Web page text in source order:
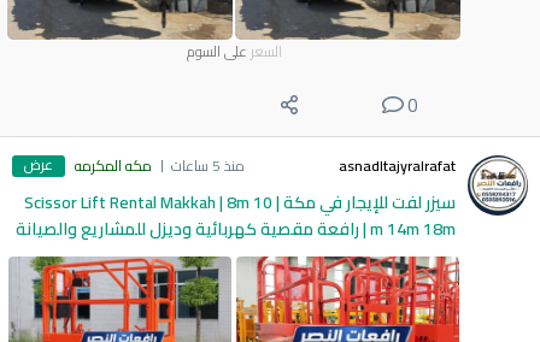
السعر على السوم
0
asnadltajyralrafat منذ 5 ساعات مكه المكرمه عرض
سيزر لفت للإيجار في مكة | Scissor Lift Rental Makkah | 8m 10
m 14m 18m | رافعة مقصية كهربائية وديزل للمشاريع والصيانة